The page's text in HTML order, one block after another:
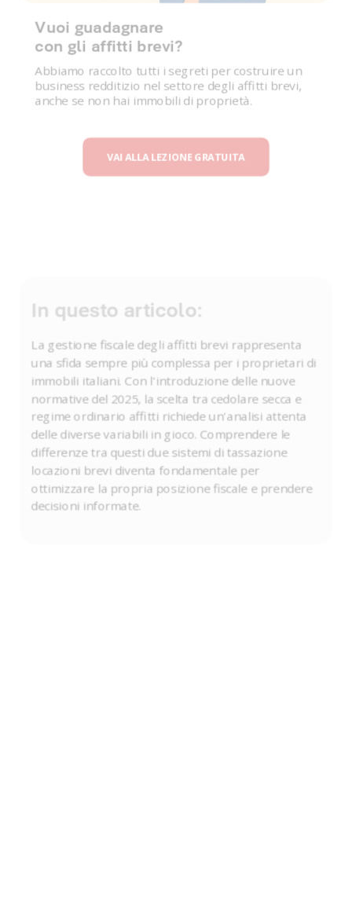
In questo articolo:
La gestione fiscale degli affitti brevi rappresenta
una sfida sempre più complessa per i proprietari di
immobili italiani. Con l'introduzione delle nuove
normative del 2025, la scelta tra cedolare secca e
regime ordinario affitti richiede un'analisi attenta
delle diverse variabili in gioco. Comprendere le
differenze tra questi due sistemi di tassazione
locazioni brevi diventa fondamentale per
ottimizzare la propria posizione fiscale e prendere
decisioni informate.
Vuoi guadagnare
con gli affitti brevi?
Abbiamo raccolto tutti i segreti per costruire un
business redditizio nel settore degli affitti brevi,
anche se non hai immobili di proprietà.
VAI ALLA LEZIONE GRATUITA